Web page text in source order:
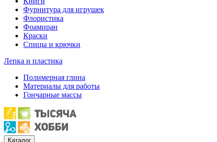
Фурнитура для игрушек
Флористика
Фоамиран
Краски
Спицы и крючки
Лепка и пластика
Полимерная глина
Материалы для работы
Гончарные массы
Каталог